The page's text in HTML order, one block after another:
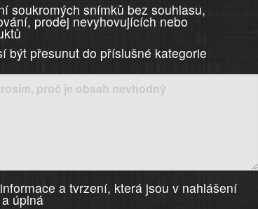
soukromých snímků bez souhlasu,
prodej nevyhovujících nebo
být přesunut do příslušné kategorie
a tvrzení, která jsou v nahlášení
úplná